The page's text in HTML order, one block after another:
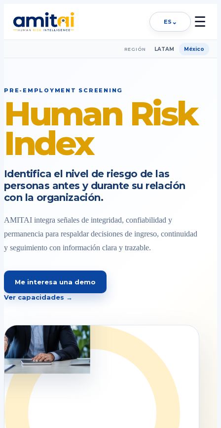
ES ⌄ ☰
REGIÓN LATAM México
PRE-EMPLOYMENT SCREENING
Human Risk
Index
Identifica el nivel de riesgo de las
personas antes y durante su relación
con la organización.
AMITAI integra señales de integridad, confiabilidad y
permanencia para respaldar decisiones de ingreso, continuidad
y seguimiento con información clara y trazable.
Me interesa una demo
Ver capacidades →